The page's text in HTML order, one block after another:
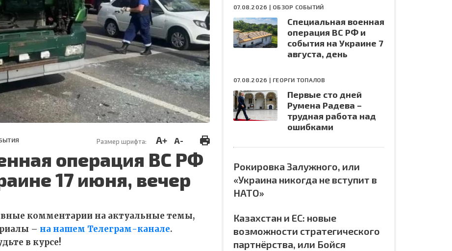
Размер шрифта: A+ A-
операция ВС РФ
17 июня, вечер
комментарии на актуальные темы,
– на нашем Телеграм-канале.
в курсе!
07.08.2026 | ОБЗОР СОБЫТИЙ
Специальная военная
операция ВС РФ и
события на Украине 7
августа, день
07.08.2026 | ГЕОРГИ ТОПАЛОВ
Первые сто дней
Румена Радева –
трудная работа над
ошибками
Рокировка Залужного, или
«Украина никогда не вступит в
НАТО»
Казахстан и ЕС: новые
возможности стратегического
партнёрства, или Бойся